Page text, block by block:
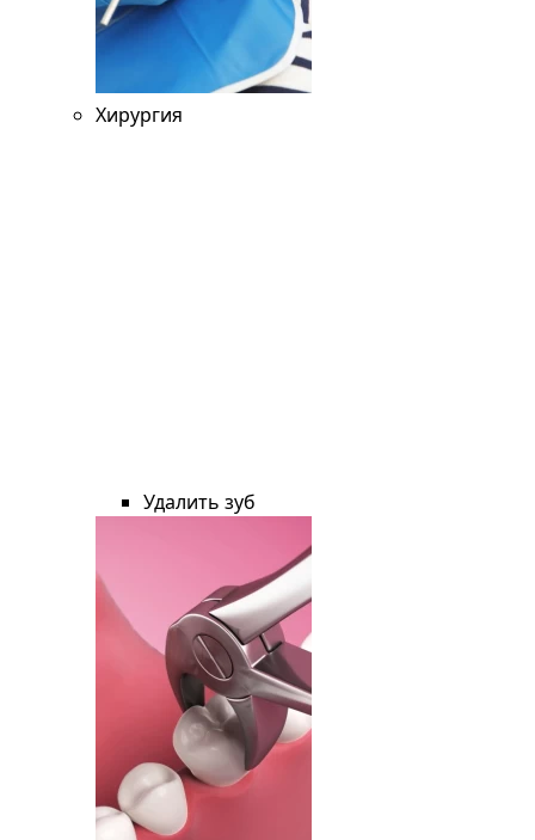
Хирургия
Удалить зуб